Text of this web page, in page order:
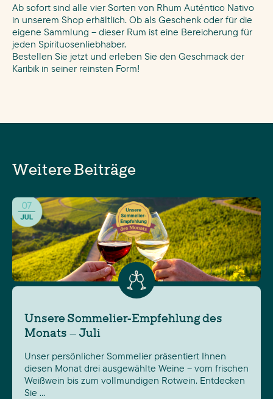
Ab sofort sind alle vier Sorten von Rhum Auténtico Nativo
in unserem Shop erhältlich. Ob als Geschenk oder für die
eigene Sammlung – dieser Rum ist eine Bereicherung für
jeden Spirituosenliebhaber.
Bestellen Sie jetzt und erleben Sie den Geschmack der
Karibik in seiner reinsten Form!
Weitere Beiträge
Unsere Sommelier-Empfehlung des
Monats – Juli
Unser persönlicher Sommelier präsentiert Ihnen
diesen Monat drei ausgewählte Weine – vom frischen
Weißwein bis zum vollmundigen Rotwein. Entdecken
Sie …